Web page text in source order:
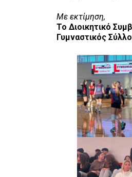
Με εκτίμηση,
Το Διοικητικό
Γυμναστικός